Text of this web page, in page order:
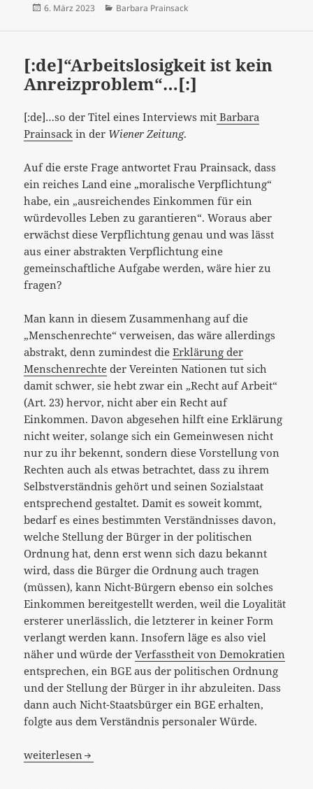
Veröffentlicht
6. März 2023 Kategorien
Barbara Prainsack
[:de]“Arbeitslosigkeit ist kein
Anreizproblem“…[:]
[:de]…so der Titel eines Interviews mit Barbara
Prainsack in der Wiener Zeitung.
Auf die erste Frage antwortet Frau Prainsack, dass
ein reiches Land eine „moralische Verpflichtung“
habe, ein „ausreichendes Einkommen für ein
würdevolles Leben zu garantieren“. Woraus aber
erwächst diese Verpflichtung genau und was lässt
aus einer abstrakten Verpflichtung eine
gemeinschaftliche Aufgabe werden, wäre hier zu
fragen?
Man kann in diesem Zusammenhang auf die
„Menschenrechte“ verweisen, das wäre allerdings
abstrakt, denn zumindest dieErklärung der
Menschenrechte der Vereinten Nationen tut sich
damit schwer, sie hebt zwar ein „Recht auf Arbeit“
(Art. 23) hervor, nicht aber ein Recht auf
Einkommen. Davon abgesehen hilft eine Erklärung
nicht weiter, solange sich ein Gemeinwesen nicht
nur zu ihr bekennt, sondern diese Vorstellung von
Rechten auch als etwas betrachtet, dass zu ihrem
Selbstverständnis gehört und seinen Sozialstaat
entsprechend gestaltet. Damit es soweit kommt,
bedarf es eines bestimmten Verständnisses davon,
welche Stellung der Bürger in der politischen
Ordnung hat, denn erst wenn sich dazu bekannt
wird, dass die Bürger die Ordnung auch tragen
(müssen), kann Nicht-Bürgern ebenso ein solches
Einkommen bereitgestellt werden, weil die Loyalität
ersterer unerlässlich, die letzterer in keiner Form
verlangt werden kann. Insofern läge es also viel
näher und würde derVerfasstheit von Demokratien
entsprechen, ein BGE aus der politischen Ordnung
und der Stellung der Bürger in ihr abzuleiten. Dass
dann auch Nicht-Staatsbürger ein BGE erhalten,
folgte aus dem Verständnis personaler Würde.
[:de]“Arbeitslosigkeit ist kein Anreizproblem“…[:]
weiterlesen